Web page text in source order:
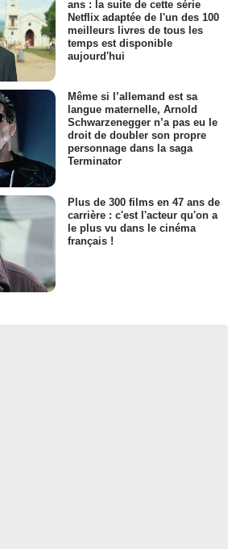
ans : la suite de cette série
Netflix adaptée de l'un des 100
meilleurs livres de tous les
temps est disponible
aujourd'hui
Même si l’allemand est sa
langue maternelle, Arnold
Schwarzenegger n’a pas eu le
droit de doubler son propre
personnage dans la saga
Terminator
Plus de 300 films en 47 ans de
carrière : c'est l'acteur qu'on a
le plus vu dans le cinéma
français !